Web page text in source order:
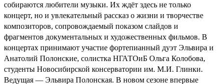
собираются любители музыки. Их ждёт здесь не только
концерт, но и увлекательный рассказ о жизни и творчестве
композиторов, сопровождаемый показом слайдов и
фрагментов документальных и художественных фильмов. В
концертах принимают участие фортепианный дуэт Эльвира и
Анатолий Полонские, солистка НГАТОиБ Ольга Колобова,
студенты Новосибирской консерватории им. М.И. Глинки.
Ведущая — Эльвира Полонская. В новом сезоне впервые